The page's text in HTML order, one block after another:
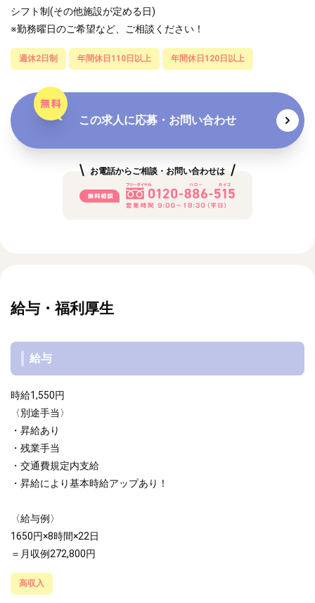
シフト制(その他施設が定める日)
※勤務曜日のご希望など、ご相談ください！
週休2日制 年間休日110日以上 年間休日120日以上
この求人に応募・お問い合わせ
お電話からご相談・お問い合わせは
給与・福利厚生
給与
時給1,550円
〈別途手当〉
・昇給あり
・残業手当
・交通費規定内支給
・昇給により基本時給アップあり！
〈給与例〉
1650円×8時間×22日
＝月収例272,800円
高収入